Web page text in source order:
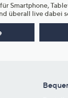
Smartphone,
überall live dabei